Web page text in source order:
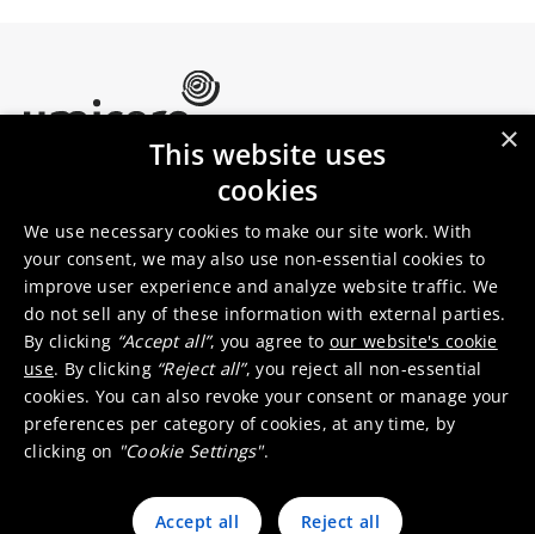
Umicore Homepage
About Umicore
Join us
Sustainability
Investor relations
Media
Innovation
Locations
Contact
×
This website uses
cookies
We use necessary cookies to make our site work. With
your consent, we may also use non-essential cookies to
improve user experience and analyze website traffic. We
do not sell any of these information with external parties.
By clicking “Accept all”, you agree to our website's cookie
use. By clicking “Reject all”, you reject all non-essential
cookies. You can also revoke your consent or manage your
preferences per category of cookies, at any time, by
clicking on "Cookie Settings".
Accept all Reject all